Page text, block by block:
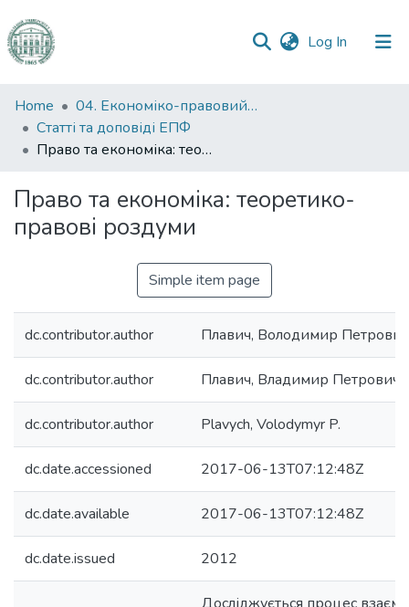
Log In (current)
Communities
&
Collections
Statistics
Home
04. Економіко-правовий факультет
Статті та доповіді ЕПФ
Право та економіка: теоретико-правові роздуми
Право та економіка: теоретико-
правові роздуми
Simple item page
dc.contributor.author Плавич, Володимир Петрович
dc.contributor.author Плавич, Владимир Петрович
dc.contributor.author Plavych, Volodymyr P.
dc.date.accessioned 2017-06-13T07:12:48Z
dc.date.available 2017-06-13T07:12:48Z
dc.date.issued 2012